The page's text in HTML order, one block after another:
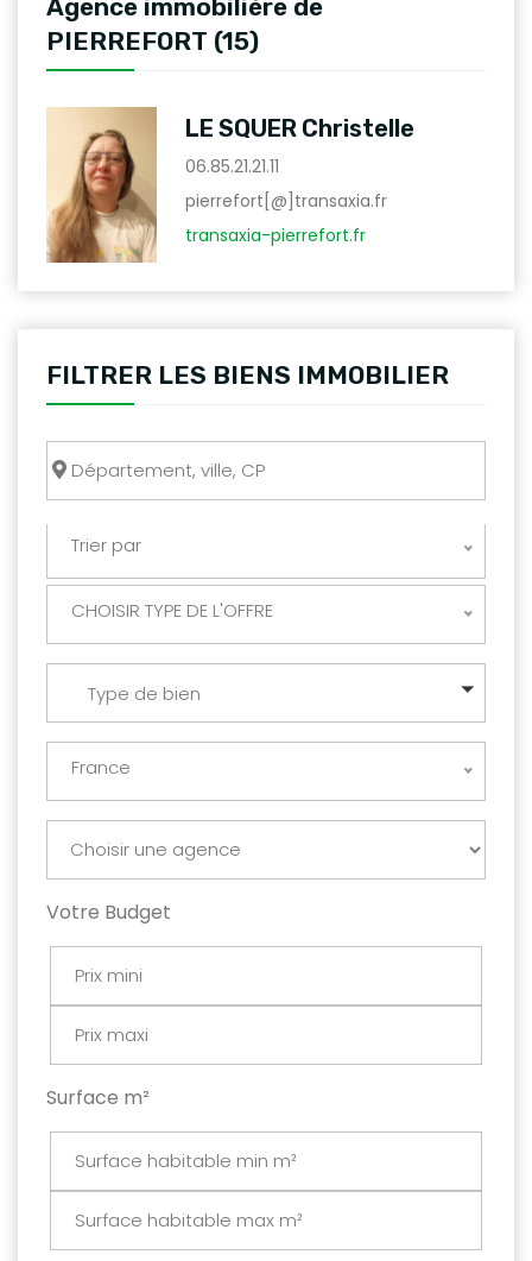
Agence immobilière de
PIERREFORT (15)
LE SQUER Christelle
06.85.21.21.11
pierrefort[@]transaxia.fr
transaxia-pierrefort.fr
FILTRER LES BIENS IMMOBILIER
Trier par
CHOISIR TYPE DE L'OFFRE
Type de bien
France
Votre Budget
Surface m²